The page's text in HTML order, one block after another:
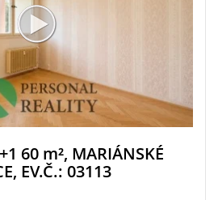
60 m², MARIÁNSKÉ
EV.Č.: 03113